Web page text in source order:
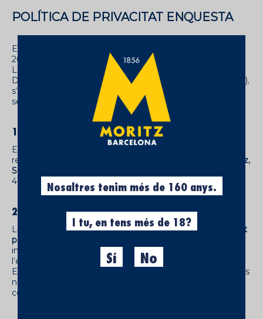
POLÍTICA DE PRIVACITAT ENQUESTA
En compliment del que disposa el Reglament (UE)
2016/679, General de Protecció de Dades (RGPD), i de la
Llei Orgànica 3/2018, de 5 de desembre, de Protecció de
Dades Personals i garantia dels drets digitals (LOPDGDD),
s’informa els participants en la present enquesta dels
següents aspectes:
1. RESPONSABLE DEL TRACTAMENT
El responsable del tractament de les dades personals
recollides a través d’aquesta enquesta és
Cerveses Moritz,
S.A. (Grup Àgora)
41, 08011 Barcelona.
2. FINALITAT DEL TRACTAMENT
Les dades personals facilitades s’utilitzaranexclusivament
per analitzar les respostes dels participants
informació que permeti millorar els productes, serveis i
l’experiència dels consumidors.
En cap cas s’utilitzaran les dades amb finalitats comercials
ni s’enviaran comunicacions promocionals sense el
consentiment exprés del participant.
Nosaltres tenim més de 160 anys.
I tu, en tens més de 18?
Sí No